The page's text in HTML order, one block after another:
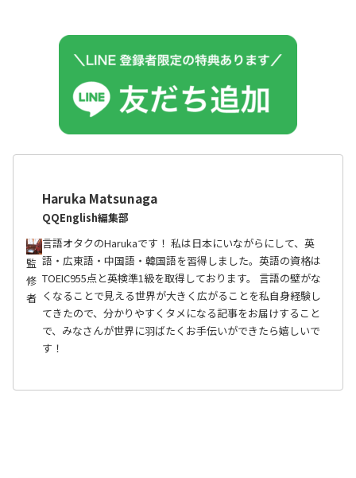
監
修
者
Haruka Matsunaga
QQEnglish編集部
言語オタクのHarukaです！ 私は日本にいながらにして、英
語・広東語・中国語・韓国語を習得しました。英語の資格は
TOEIC955点と英検準1級を取得しております。 言語の壁がな
くなることで見える世界が大きく広がることを私自身経験し
てきたので、分かりやすくタメになる記事をお届けすること
で、みなさんが世界に羽ばたくお手伝いができたら嬉しいで
す！